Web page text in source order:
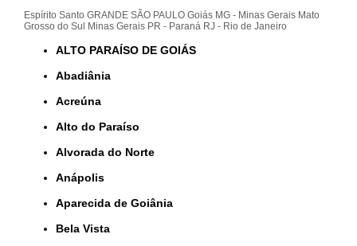
Espírito Santo GRANDE SÃO PAULO Goiás MG - Minas Gerais Mato
Grosso do Sul
Minas Gerais PR - Paraná RJ - Rio de Janeiro
ALTO PARAÍSO DE GOIÁS
Abadiânia
Acreúna
Alto do Paraíso
Alvorada do Norte
Anápolis
Aparecida de Goiânia
Bela Vista